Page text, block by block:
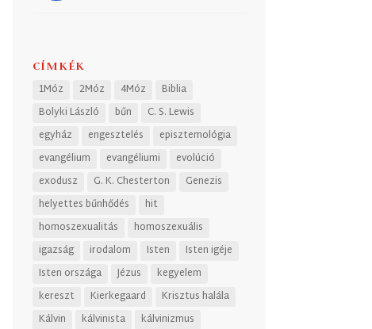
CÍMKÉK
1Móz 2Móz 4Móz
Biblia
Bolyki László
bűn
C. S. Lewis
egyház
engesztelés
episztemológia
evangélium
evangéliumi
evolúció
exodusz
G. K. Chesterton
Genezis
helyettes bűnhődés
hit
homoszexualitás
homoszexuális
igazság
irodalom Isten
Isten igéje
Isten országa
Jézus
kegyelem
kereszt
Kierkegaard
Krisztus halála
Kálvin
kálvinista
kálvinizmus